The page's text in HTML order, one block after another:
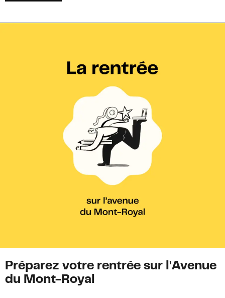
Préparez votre rentrée sur l'Avenue
du Mont-Royal